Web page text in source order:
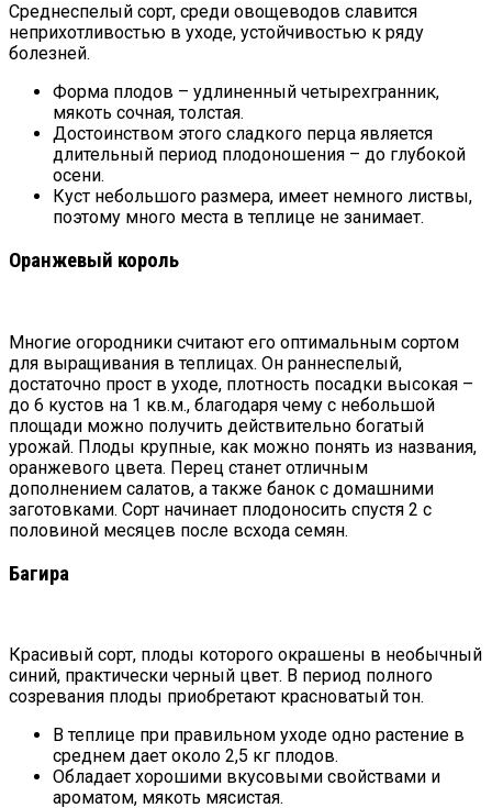
Среднеспелый сорт, среди овощеводов славится
неприхотливостью в уходе, устойчивостью к ряду
болезней.
Форма плодов – удлиненный четырехгранник,
мякоть сочная, толстая.
Достоинством этого сладкого перца является
длительный период плодоношения – до глубокой
осени.
Куст небольшого размера, имеет немного листвы,
поэтому много места в теплице не занимает.
Оранжевый король
Многие огородники считают его оптимальным сортом
для выращивания в теплицах. Он раннеспелый,
достаточно прост в уходе, плотность посадки высокая –
до 6 кустов на 1 кв.м., благодаря чему с небольшой
площади можно получить действительно богатый
урожай. Плоды крупные, как можно понять из названия,
оранжевого цвета. Перец станет отличным
дополнением салатов, а также банок с домашними
заготовками. Сорт начинает плодоносить спустя 2 с
половиной месяцев после всхода семян.
Багира
Красивый сорт, плоды которого окрашены в необычный
синий, практически черный цвет. В период полного
созревания плоды приобретают красноватый тон.
В теплице при правильном уходе одно растение в
среднем дает около 2,5 кг плодов.
Обладает хорошими вкусовыми свойствами и
ароматом, мякоть мясистая.